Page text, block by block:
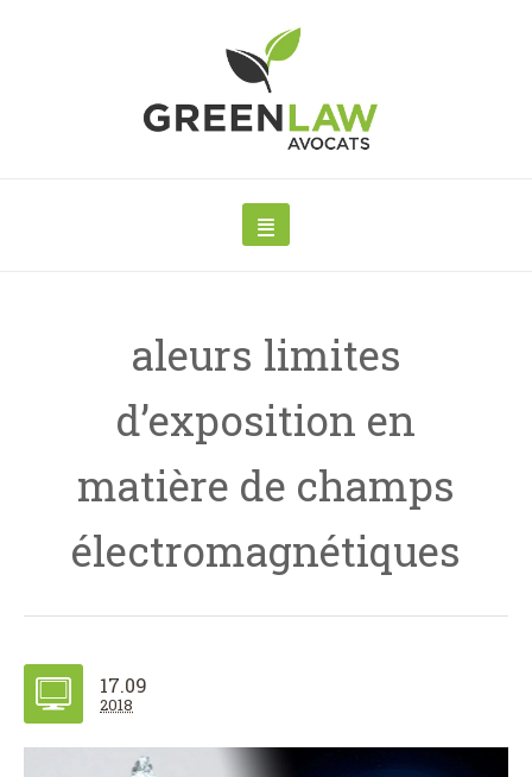
aleurs limites
d’exposition en
matière de champs
électromagnétiques
17.09
2018